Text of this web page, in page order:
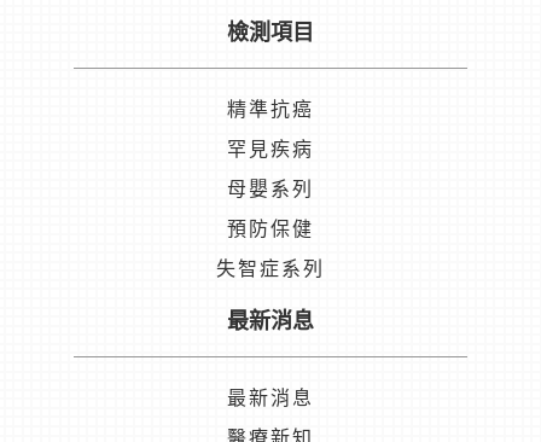
檢測項目
精準抗癌
罕見疾病
母嬰系列
預防保健
失智症系列
最新消息
最新消息